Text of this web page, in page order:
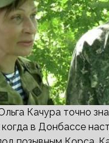
Качура точно
когда в Донбассе